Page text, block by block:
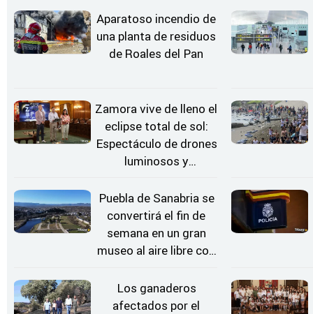
Aparatoso incendio de
una planta de residuos
de Roales del Pan
Zamora vive de lleno el
eclipse total de sol:
Espectáculo de drones
luminosos y
Estrellas
Puebla de Sanabria se
convertirá el fin de
semana en un gran
museo al aire libre con
Los ganaderos
afectados por el